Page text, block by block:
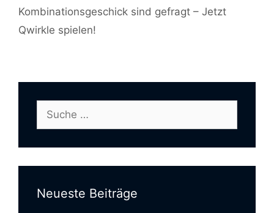
Kombinationsgeschick sind gefragt – Jetzt
Qwirkle spielen!
nach:
Neueste Beiträge